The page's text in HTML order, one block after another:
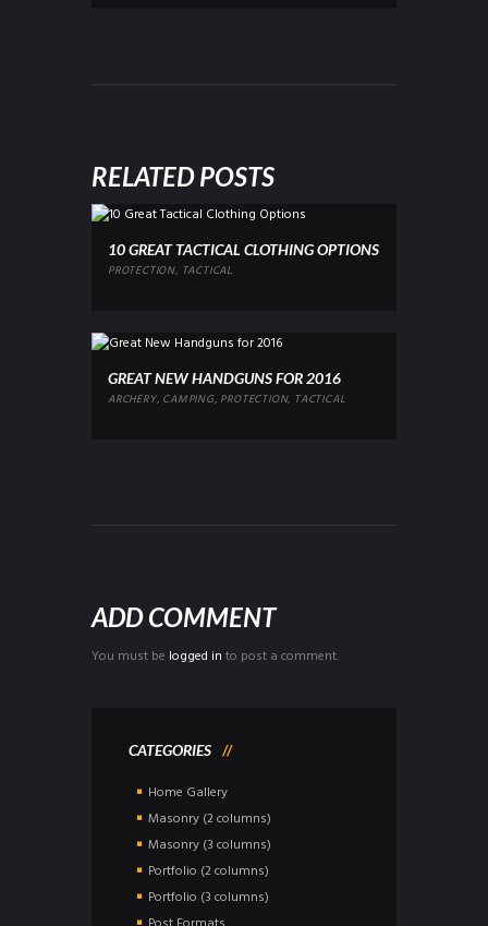
RELATED POSTS
10 GREAT TACTICAL CLOTHING OPTIONS
PROTECTION, TACTICAL
GREAT NEW HANDGUNS FOR 2016
ARCHERY, CAMPING, PROTECTION, TACTICAL
ADD COMMENT
You must be logged in to post a comment.
CATEGORIES
Home Gallery
Masonry (2 columns)
Masonry (3 columns)
Portfolio (2 columns)
Portfolio (3 columns)